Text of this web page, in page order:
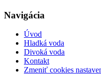
Navigácia
Úvod
Hladká voda
Divoká voda
Kontakt
Zmeniť cookies